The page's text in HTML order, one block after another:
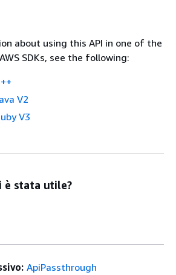
about using this API in one of the
SDKs, see the following:
V2
V3
è stata utile?
ApiPassthrough